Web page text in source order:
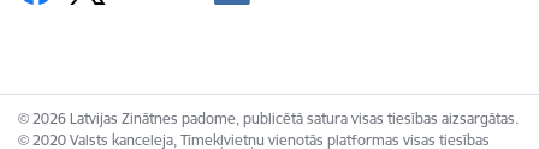
© 2026 Latvijas Zinātnes padome, publicētā satura visas tiesības aizsargātas.
© 2020 Valsts kanceleja, Tīmekļvietņu vienotās platformas visas tiesības